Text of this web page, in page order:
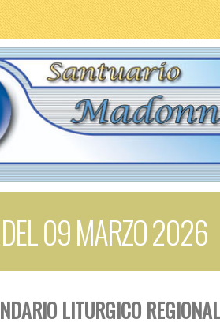
09 MARZO 2026
LITURGICO